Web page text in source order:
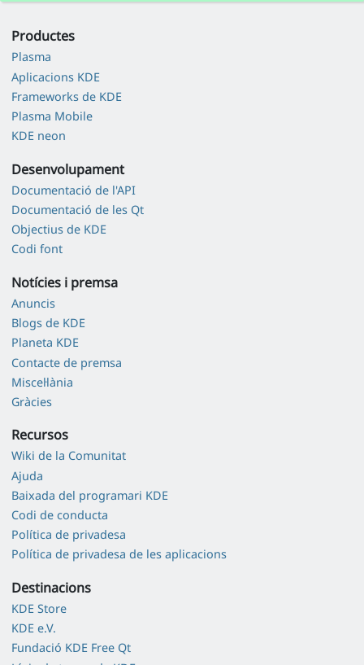
Productes
Plasma
Aplicacions KDE
Frameworks de KDE
Plasma Mobile
KDE neon
Desenvolupament
Documentació de l'API
Documentació de les Qt
Objectius de KDE
Codi font
Notícies i premsa
Anuncis
Blogs de KDE
Planeta KDE
Contacte de premsa
Miscel·lània
Gràcies
Recursos
Wiki de la Comunitat
Ajuda
Baixada del programari KDE
Codi de conducta
Política de privadesa
Política de privadesa de les aplicacions
Destinacions
KDE Store
KDE e.V.
Fundació KDE Free Qt